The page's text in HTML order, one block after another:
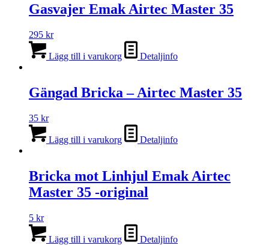
Gasvajer Emak Airtec Master 35
295 kr
Lägg till i varukorg Detaljinfo
Gängad Bricka – Airtec Master 35
35 kr
Lägg till i varukorg Detaljinfo
Bricka mot Linhjul Emak Airtec
Master 35 -original
5 kr
Lägg till i varukorg Detaljinfo